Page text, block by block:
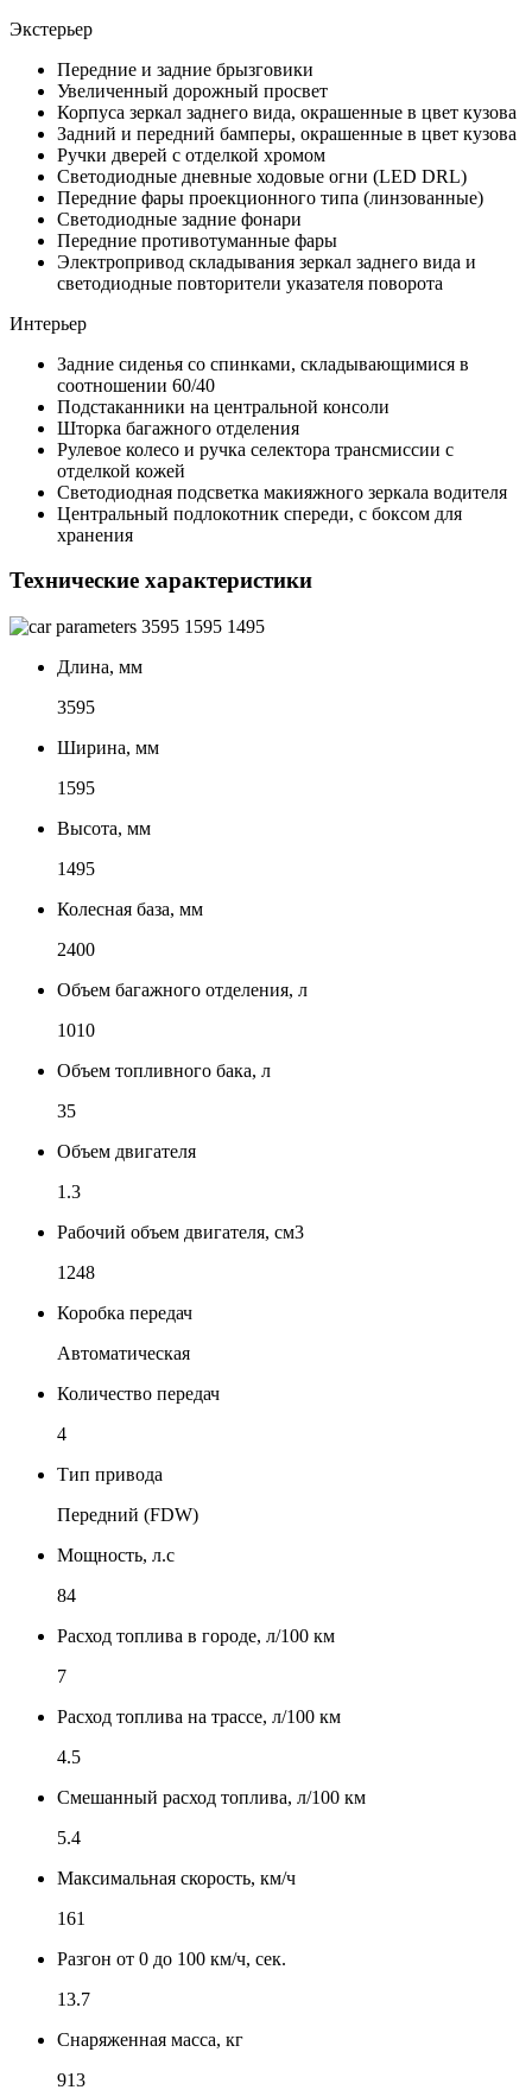
Экстерьер
Передние и задние брызговики
Увеличенный дорожный просвет
Корпуса зеркал заднего вида, окрашенные в цвет кузова
Задний и передний бамперы, окрашенные в цвет кузова
Ручки дверей с отделкой хромом
Светодиодные дневные ходовые огни (LED DRL)
Передние фары проекционного типа (линзованные)
Светодиодные задние фонари
Передние противотуманные фары
Электропривод складывания зеркал заднего вида и
светодиодные повторители указателя поворота
Интерьер
Задние сиденья со спинками, складывающимися в
соотношении 60/40
Подстаканники на центральной консоли
Шторка багажного отделения
Рулевое колесо и ручка селектора трансмиссии с
отделкой кожей
Светодиодная подсветка макияжного зеркала водителя
Центральный подлокотник спереди, с боксом для
хранения
Технические характеристики
3595 1595 1495
Длина, мм
3595
Ширина, мм
1595
Высота, мм
1495
Колесная база, мм
2400
Объем багажного отделения, л
1010
Объем топливного бака, л
35
Объем двигателя
1.3
Рабочий объем двигателя, см3
1248
Коробка передач
Автоматическая
Количество передач
4
Тип привода
Передний (FDW)
Мощность, л.с
84
Расход топлива в городе, л/100 км
7
Расход топлива на трассе, л/100 км
4.5
Смешанный расход топлива, л/100 км
5.4
Максимальная скорость, км/ч
161
Разгон от 0 до 100 км/ч, сек.
13.7
Снаряженная масса, кг
913